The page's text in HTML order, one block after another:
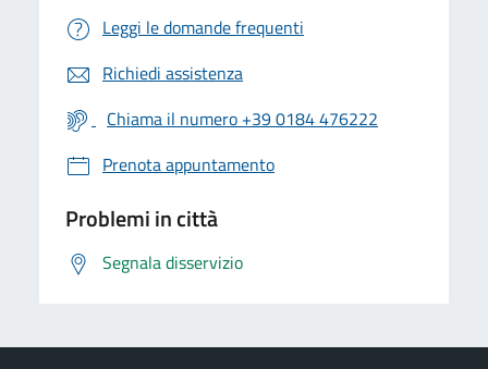
Leggi le domande frequenti
Richiedi assistenza
Chiama il numero +39 0184 476222
Prenota appuntamento
Problemi in città
Segnala disservizio